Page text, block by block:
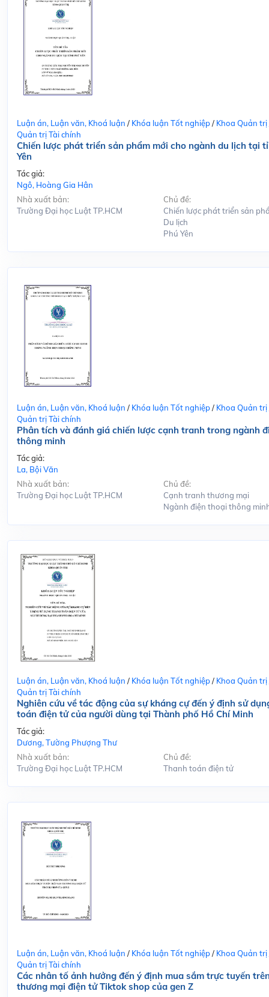
Luận án, Luận văn, Khoá luận / Khóa luận Tốt nghiệp/ Khoa Quản trị
Quản trị Tài chính
Chiến lược phát triển sản phẩm mới cho ngành du lịch tại
Yên
Tác giả:
Ngô, Hoàng Gia Hân
Nhà xuất bản:
Trường Đại học Luật TP.HCM
Chủ đề:
Chiến lược phát triển sản
Du lịch
Phú Yên
Luận án, Luận văn, Khoá luận / Khóa luận Tốt nghiệp/ Khoa Quản trị
Quản trị Tài chính
Phân tích và đánh giá chiến lược cạnh tranh trong ngành
thông minh
Tác giả:
La, Bội Văn
Nhà xuất bản:
Trường Đại học Luật TP.HCM
Chủ đề:
Cạnh tranh thương mại
Ngành điện thoại thông
Luận án, Luận văn, Khoá luận / Khóa luận Tốt nghiệp/ Khoa Quản trị
Quản trị Tài chính
Nghiên cứu về tác động của sự kháng cự đến ý định sử
toán điện tử của người dùng tại Thành phố Hồ Chí Minh
Tác giả:
Dương, Tường Phượng Thư
Nhà xuất bản:
Trường Đại học Luật TP.HCM
Chủ đề:
Thanh toán điện tử
Luận án, Luận văn, Khoá luận / Khóa luận Tốt nghiệp/ Khoa Quản trị
Quản trị Tài chính
Các nhân tố ảnh hưởng đến ý định mua sắm trực tuyến
thương mại điện tử Tiktok shop của gen Z